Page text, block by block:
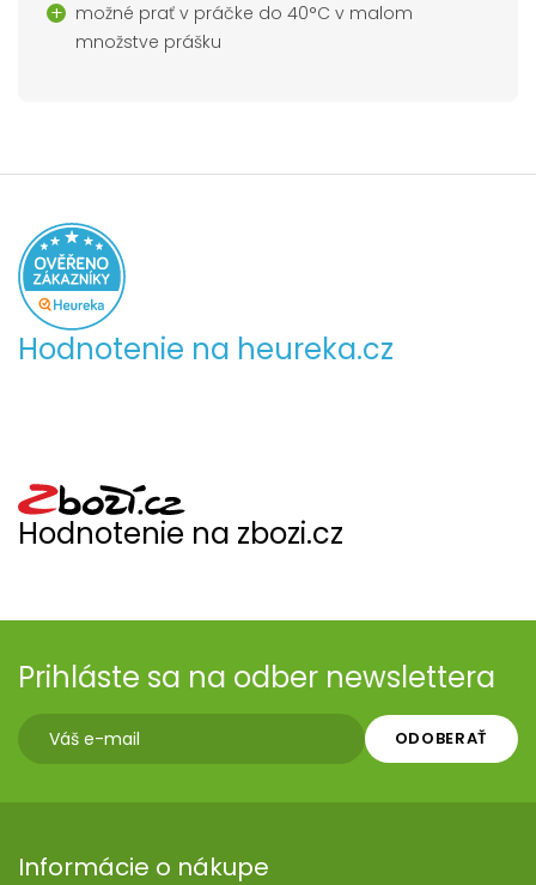
možné prať v práčke do 40°C v malom
množstve prášku
Hodnotenie na heureka.cz
Hodnotenie na zbozi.cz
Prihláste sa na odber newslettera
ODOBERAŤ
Informácie o nákupe